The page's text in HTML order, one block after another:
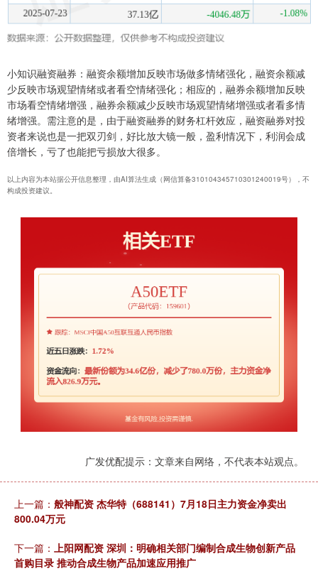
小知识融资融券：融资余额增加反映市场做多情绪强化，融资余额减
少反映市场观望情绪或者看空情绪强化；相应的，融券余额增加反映
市场看空情绪增强，融券余额减少反映市场观望情绪增强或者看多情
绪增强。需注意的是，由于融资融券的财务杠杆效应，融资融券对投
资者来说也是一把双刃剑，好比放大镜一般，盈利情况下，利润会成
倍增长，亏了也能把亏损放大很多。
以上内容为本站据公开信息整理，由AI算法生成（网信算备310104345710301240019号），不
构成投资建议。
广发优配提示：文章来自网络，不代表本站观点。
上一篇： 般神配资 杰华特（688141）7月18日主力资金净卖出
800.04万元
下一篇： 上阳网配资 深圳：明确相关部门编制合成生物创新产品
首购目录 推动合成生物产品加速应用推广